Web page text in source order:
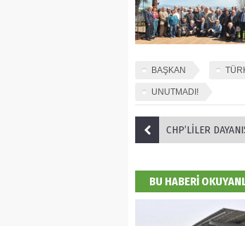
BAŞKAN
UNUTMADI!
CHP’LİLER
BU HABERİ